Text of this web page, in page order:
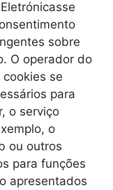
sobre
O operador do
se
para
o serviço
o
ou outros
para funções
apresentados